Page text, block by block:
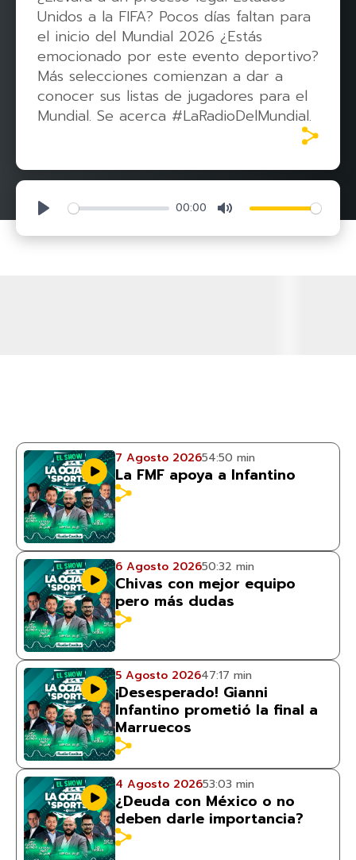
Unidos a la FIFA? Pocos días faltan para
el inicio del Mundial 2026 ¿Estás
emocionado por este evento deportivo?
Más selecciones comienzan a dar a
conocer sus listas de jugadores para el
Mundial. Se acerca #LaRadioDelMundial.
Play 00:00 Mute
7 Agosto 202654:50 min
La FMF apoya a Infantino
6 Agosto 202650:32 min
Chivas con mejor equipo
pero más dudas
5 Agosto 202647:17 min
¡Desesperado! Gianni
Infantino prometió la final a
Marruecos
4 Agosto 202653:03 min
¿Deuda con México o no
deben darle importancia?